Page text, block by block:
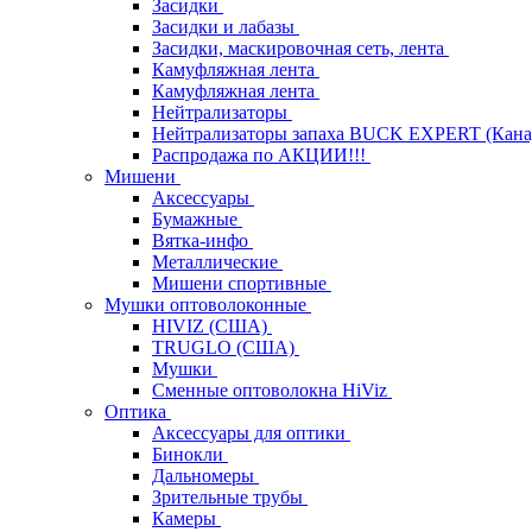
Засидки
Засидки и лабазы
Засидки, маскировочная сеть, лента
Камуфляжная лента
Камуфляжная лента
Нейтрализаторы
Нейтрализаторы запаха BUCK EXPERT
Распродажа по АКЦИИ!!!
Мишени
Аксессуары
Бумажные
Вятка-инфо
Металлические
Мишени спортивные
Мушки оптоволоконные
HIVIZ (США)
TRUGLO (США)
Мушки
Сменные оптоволокна HiViz
Оптика
Аксессуары для оптики
Бинокли
Дальномеры
Зрительные трубы
Камеры